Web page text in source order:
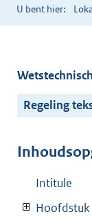
binnen
U bent hier:
Regeling
Intitule